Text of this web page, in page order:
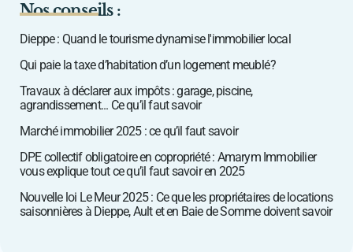
Nos conseils :
Dieppe : Quand le tourisme dynamise l'immobilier local
Qui paie la taxe d’habitation d’un logement meublé ?
Travaux à déclarer aux impôts : garage, piscine,
agrandissement... Ce qu’il faut savoir
Marché immobilier 2025 : ce qu’il faut savoir
DPE collectif obligatoire en copropriété : Amarym Immobilier
vous explique tout ce qu’il faut savoir en 2025
Nouvelle loi Le Meur 2025 : Ce que les propriétaires de locations
saisonnières à Dieppe, Ault et en Baie de Somme doivent savoir